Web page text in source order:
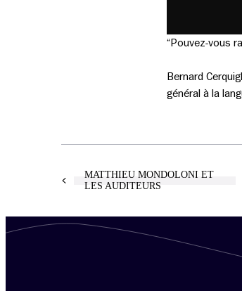
“Pouvez-vous
Bernard
général à la
MATTHIEU MONDOLONI ET
LES AUDITEURS